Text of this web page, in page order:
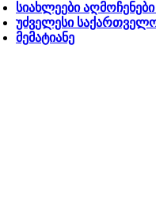
სიახლეები
უძველესი
მემატიანე